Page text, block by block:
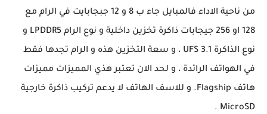
من ناحية الاداء فالمبايل جاء ب 8 و 12 جبجابايت في الرام مع
128 او 256 جيجابات ذاكرة تخزين داخلية و نوع الرام LPDDR5 و
نوع الذاكرة UFS 3.1 ، و سعة التخزين هذه و الرام تجدها فقط
في الهواتف الرائدة ، و لحد الان تعتبر هذي المميزات مميزات
هاتف Flagship. و للاسف الهاتف لا يدعم تركيب ذاكرة خارجية
MicroSD .